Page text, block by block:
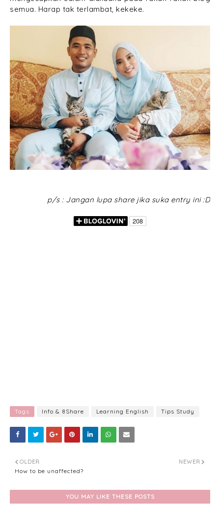
semua. Harap tak terlambat, kekeke.
p/s : Jangan lupa share jika suka entry ini :D
Tags Info & 8Share Learning English Tips Study
NEWER
OLDER
How to be unaffected?
YOU MAY LIKE THESE POSTS